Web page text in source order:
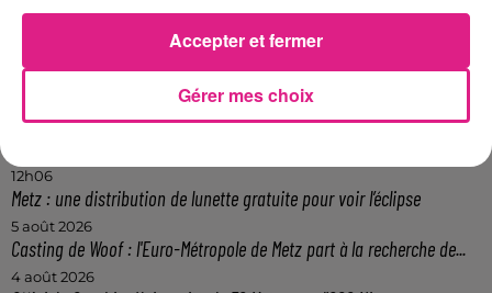
Participer au jeu
FIL ACTUS
12h06
Metz : une distribution de lunette gratuite pour voir l’éclipse
5 août 2026
Casting de Woof : l'Euro-Métropole de Metz part à la recherche de...
4 août 2026
Gérer mes choix
Accepter et fermer